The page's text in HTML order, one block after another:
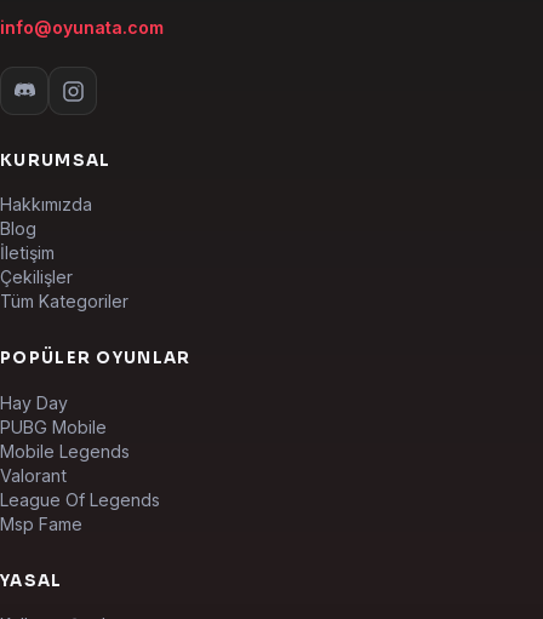
info@oyunata.com
KURUMSAL
Hakkımızda
Blog
İletişim
Çekilişler
Tüm Kategoriler
POPÜLER OYUNLAR
Hay Day
PUBG Mobile
Mobile Legends
Valorant
League Of Legends
Msp Fame
YASAL